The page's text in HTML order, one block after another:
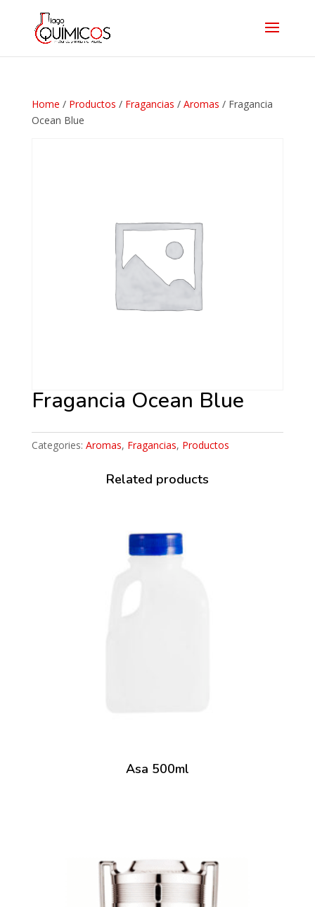
Home / Productos / Fragancias / Aromas / Fragancia
Ocean Blue
Fragancia Ocean Blue
Categories: Aromas, Fragancias, Productos
Related products
Asa 500ml